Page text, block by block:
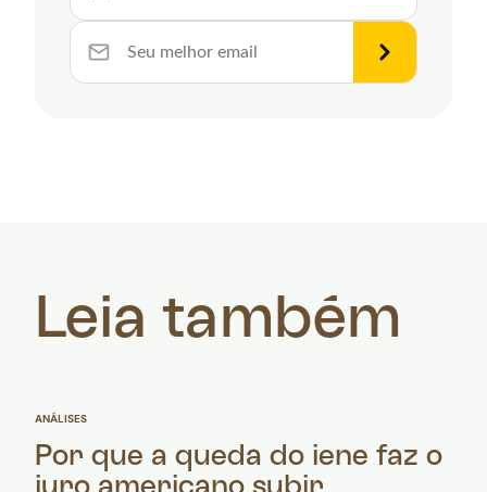
Leia também
ANÁLISES
Por que a queda do iene faz o